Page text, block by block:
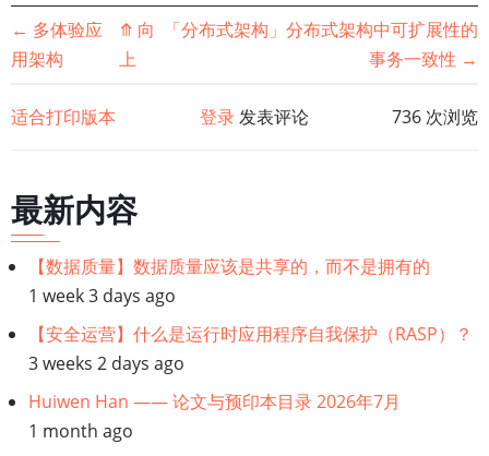
书
籍
遍
链
接：
微
服
务
← 多体验应
用架构
⤊ 向
上
「分布式架构」分布式架构中可扩展性的
事务一致性 →
适合打印版本 登录发表评论 736 次浏览
最新内容
【数据质量】数据质量应该是共享的，而不是拥有的
1 week 3 days ago
【安全运营】什么是运行时应用程序自我保护（RASP）？
3 weeks 2 days ago
Huiwen Han —— 论文与预印本目录 2026年7月
1 month ago